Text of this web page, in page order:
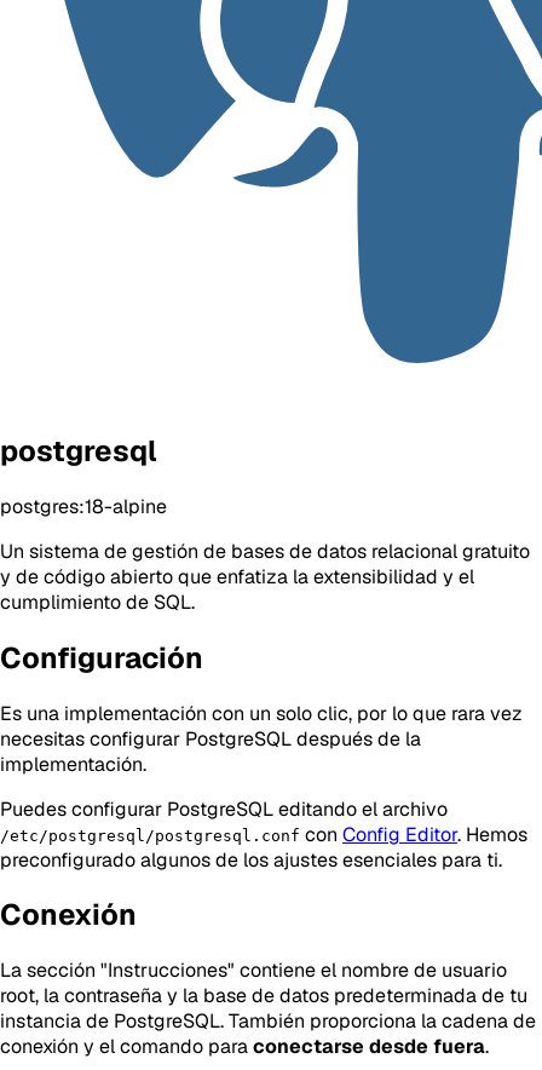
postgresql
postgres:18-alpine
Un sistema de gestión de bases de datos relacional gratuito
y de código abierto que enfatiza la extensibilidad y el
cumplimiento de SQL.
Configuración
Es una implementación con un solo clic, por lo que rara vez
necesitas configurar PostgreSQL después de la
implementación.
Puedes configurar PostgreSQL editando el archivo
/etc/postgresql/postgresql.conf con Config Editor. Hemos
preconfigurado algunos de los ajustes esenciales para ti.
Conexión
La sección "Instrucciones" contiene el nombre de usuario
root, la contraseña y la base de datos predeterminada de tu
instancia de PostgreSQL. También proporciona la cadena de
conexión y el comando paraconectarse desde fuera.